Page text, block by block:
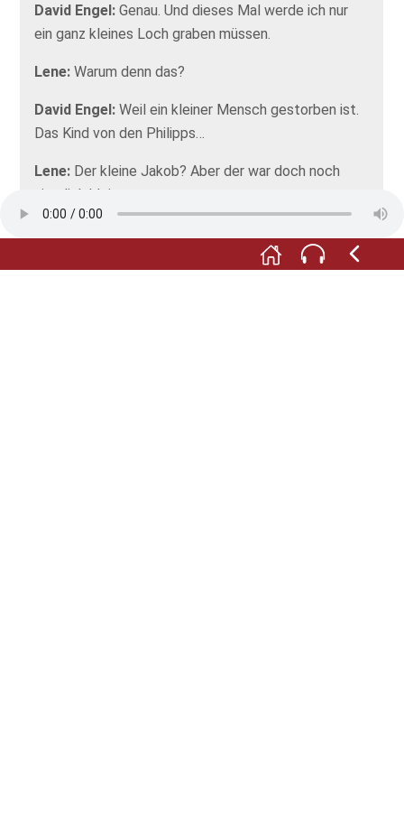
David Engel: Genau. Und dieses Mal werde ich nur
ein ganz kleines Loch graben müssen.
Lene: Warum denn das?
David Engel: Weil ein kleiner Mensch gestorben ist.
Das Kind von den Philipps…
Lene: Der kleine Jakob? Aber der war doch noch
ziemlich klein.
ziemlich schutzlos. Und jetzt ist er gestorben. Also,